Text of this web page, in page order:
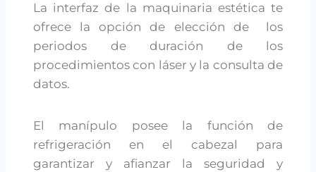
La interfaz de la maquinaria estética te
ofrece la opción de elección de los
periodos de duración de los
procedimientos con láser y la consulta de
datos.
El manípulo posee la función de
refrigeración en el cabezal para
garantizar y afianzar la seguridad y